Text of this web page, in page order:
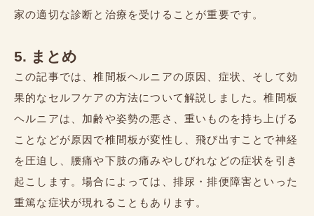
家の適切な診断と治療を受けることが重要です。
5. まとめ
この記事では、椎間板ヘルニアの原因、症状、そして効
果的なセルフケアの方法について解説しました。椎間板
ヘルニアは、加齢や姿勢の悪さ、重いものを持ち上げる
ことなどが原因で椎間板が変性し、飛び出すことで神経
を圧迫し、腰痛や下肢の痛みやしびれなどの症状を引き
起こします。場合によっては、排尿・排便障害といった
重篤な症状が現れることもあります。